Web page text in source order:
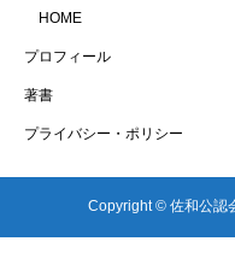
HOME
プロフィール
著書
プライバシー・ポリシー
Copyright © 佐和公認